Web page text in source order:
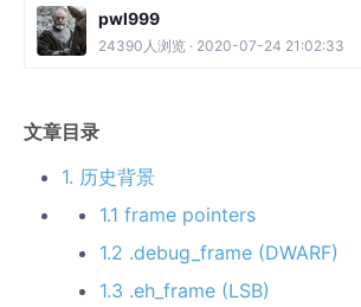
pwl999
24390人浏览 · 2020-07-24 21:02:33
文章目录
1. 历史背景
1.1 frame pointers
1.2 .debug_frame (DWARF)
1.3 .eh_frame (LSB)